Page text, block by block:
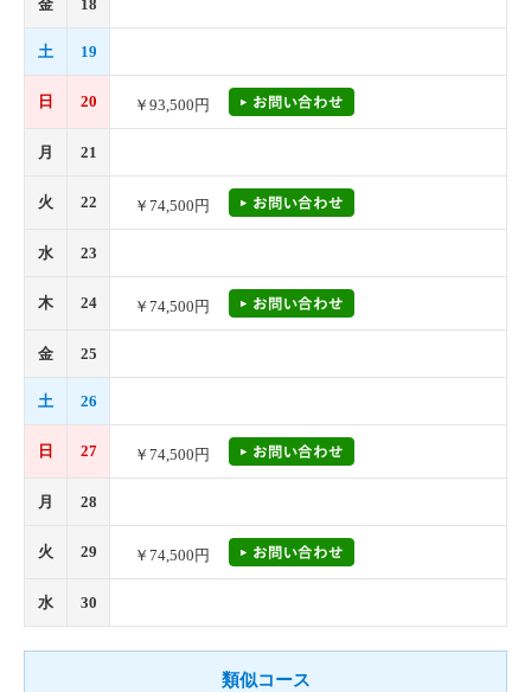
金 18
土 19
日 20 ￥93,500円
月 21
火 22 ￥74,500円
水 23
木 24 ￥74,500円
金 25
土 26
日 27 ￥74,500円
月 28
火 29 ￥74,500円
水 30
類似コース